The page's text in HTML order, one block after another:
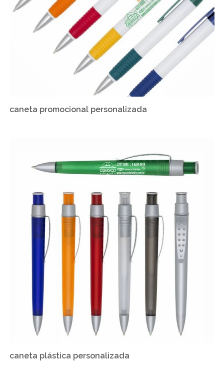
caneta promocional personalizada
caneta plástica personalizada